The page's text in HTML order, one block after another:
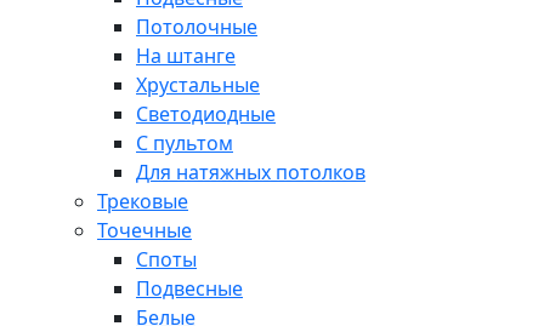
Потолочные
На штанге
Хрустальные
Светодиодные
С пультом
Для натяжных потолков
Трековые
Точечные
Споты
Подвесные
Белые